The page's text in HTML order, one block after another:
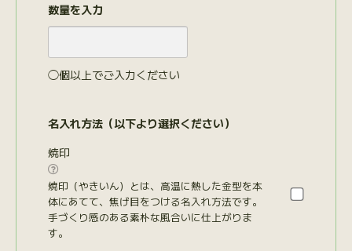
数量を入力
◯個以上でご入力ください
名入れ方法（以下より選択ください）
焼印

焼印（やきいん）とは、高温に熱した金型を本
体にあてて、焦げ目をつける名入れ方法です。
手づくり感のある素朴な風合いに仕上がりま
す。